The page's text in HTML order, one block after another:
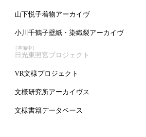
山下悦子着物アーカイヴ
小川千鶴子壁紙・染織裂アーカイヴ
［準備中］
日光東照宮プロジェクト
VR文様プロジェクト
文様研究所アーカイヴス
文様書籍データベース